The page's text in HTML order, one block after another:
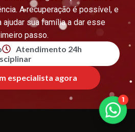
A recuperação é possível, e
ajudar sua família a dar esse
passo.
Atendimento 24h
especialista agora
1